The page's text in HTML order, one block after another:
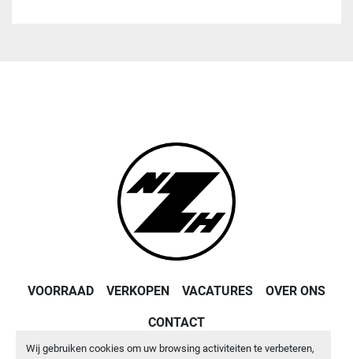
Wij gebruiken cookies om uw browsing activiteiten te verbeteren,
VOORRAAD VERKOPEN VACATURES OVER ONS
CONTACT